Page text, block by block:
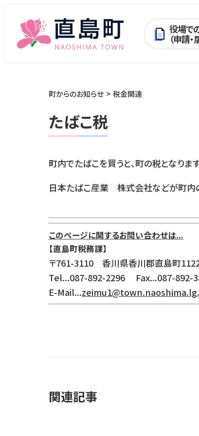
役場で
（申請・
町からのお知らせ 税金関連
たばこ税
町内でたばこを買うと、町の税となりま
日本たばこ産業 株式会社などが町内
このページに関するお問い合わせは...
【直島町税務課】
〒761-3110 香川県香川郡直島町
Tel...087-892-2296 Fax...087-892-
E-Mail...
関連記事